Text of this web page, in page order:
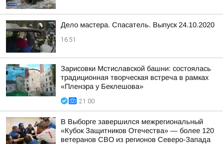
Дело мастера. Спасатель. Выпуск 24.10.2020
16:51
Зарисовки Мстиславской башни: состоялась
традиционная творческая встреча в рамках
«Пленэра у Беклешова»
21:00
В Выборге завершился межрегиональный
«Кубок Защитников Отечества» — более 120
ветеранов СВО из регионов Северо-Запада